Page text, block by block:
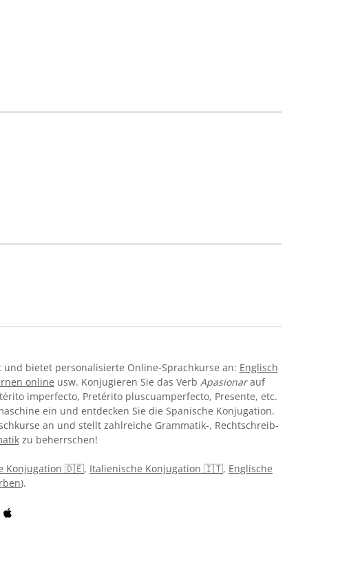
bietet personalisierte Online-Sprachkurse an: Englisch
online usw. Konjugieren Sie das Verb Apasionarauf
imperfecto, Pretérito pluscuamperfecto, Presente, etc.
ein und entdecken Sie die Spanische Konjugation.
an und stellt zahlreiche Grammatik-, Rechtschreib-
zu beherrschen!
Konjugation 🇩🇪, Italienische Konjugation 🇮🇹, Englische
).